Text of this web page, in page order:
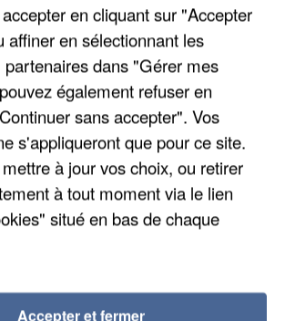
en cliquant sur "Accepter
affiner en sélectionnant les
partenaires dans "Gérer mes
également refuser en
sans accepter". Vos
s'appliqueront que pour ce site.
à jour vos choix, ou retirer
à tout moment via le lien
situé en bas de chaque
Accepter et fermer